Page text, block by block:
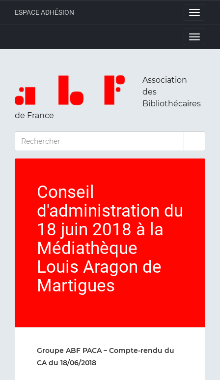
Toggle
ESPACE ADHÉSION
Toggle
Association
des
Bibliothécaires
de France
RECHERCHER
Conseil
d'administration du
18 juin 2018 à la
Médiathèque
Louis Aragon de
Martigues
Groupe ABF PACA – Compte-rendu du
CA du 18/06/2018